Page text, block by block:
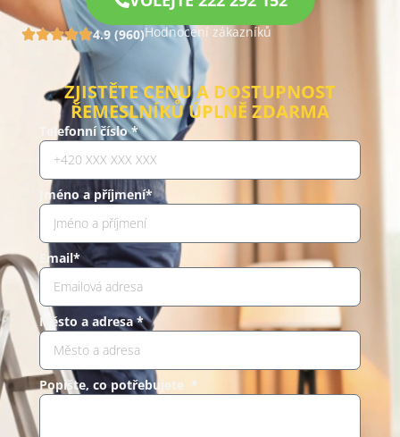
4.9 (960)Hodnocení zákazníků
ZJISTĚTE CENU A DOSTUPNOST
ŘEMESLNÍKŮ ÚPLNĚ ZDARMA
Telefonní číslo *
Jméno a příjmení*
Email*
Město a adresa *
Popište, co potřebujete *